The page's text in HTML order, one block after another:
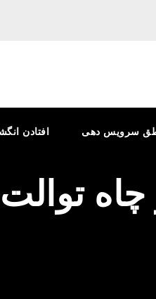
افتادن انگشتر سرویس دهی
چاه